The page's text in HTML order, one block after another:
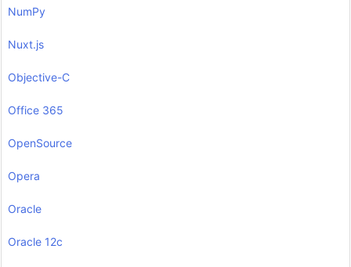
NumPy
Nuxt.js
Objective-C
Office 365
OpenSource
Opera
Oracle
Oracle 12c